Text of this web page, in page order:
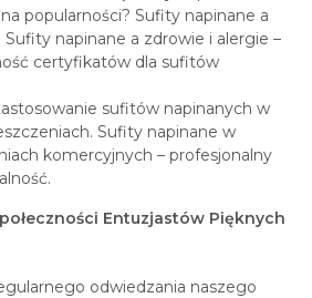
popularności? Sufity napinane a
Sufity napinane a zdrowie i alergie –
certyfikatów dla sufitów
sufitów napinanych w
Sufity napinane w
komercyjnych – profesjonalny
Entuzjastów Pięknych
odwiedzania naszego